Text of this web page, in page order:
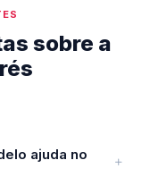
sobre a
ajuda no